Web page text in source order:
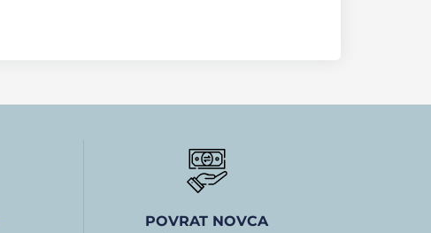
POVRAT NOVCA